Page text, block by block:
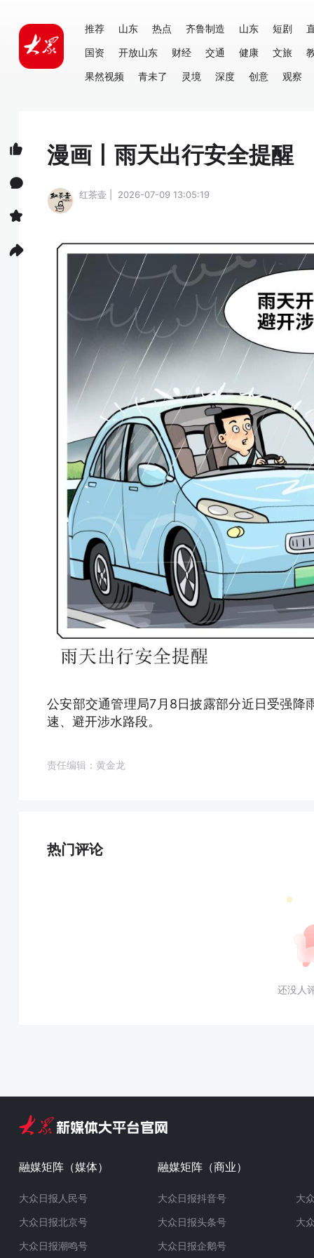
推荐 山东 热点 齐鲁制造 山东 短剧
国资
开放山东 财经 交通 健康 文旅
果然视频
青未了 灵境 深度 创意 观察
漫画丨雨天出行安全提醒
红茶壶 | 2026-07-09 13:05:19
公安部交通管理局7月8日披露部分近日受强降
速、避开涉水路段。
责任编辑：黄金龙
热门评论
还没人
融媒矩阵（媒体）
大众日报人民号
大众日报北京号
大众日报潮鸣号
融媒矩阵（商业）
大众日报抖音号
大众日报头条号
大众日报企鹅号
大
大